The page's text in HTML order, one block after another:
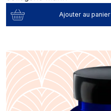
Ajouter au panier